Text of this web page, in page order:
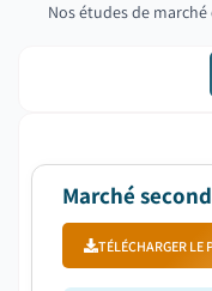
Nos études de
Marché
TÉLÉCHARGER LE